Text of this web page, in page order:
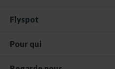
Flyspot
Pour qui